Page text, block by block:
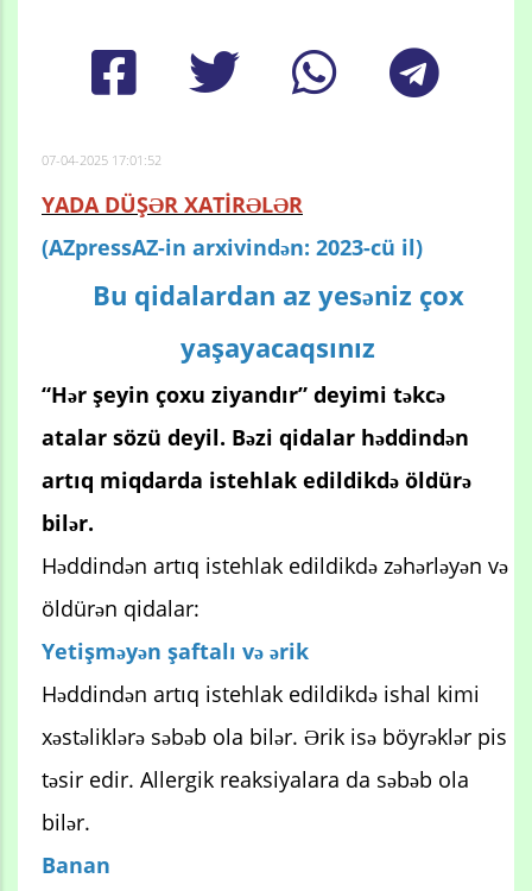
07-04-2025 17:01:52
YADA DÜŞƏR XATİRƏLƏR
(AZpressAZ-in arxivindən: 2023-cü il)
Bu qidalardan az yesəniz çox
yaşayacaqsınız
“Hər şeyin çoxu ziyandır” deyimi təkcə
atalar sözü deyil. Bəzi qidalar həddindən
artıq miqdarda istehlak edildikdə öldürə
bilər.
Həddindən artıq istehlak edildikdə zəhərləyən və
öldürən qidalar:
Yetişməyən şaftalı və ərik
Həddindən artıq istehlak edildikdə ishal kimi
xəstəliklərə səbəb ola bilər. Ərik isə böyrəklər pis
təsir edir. Allergik reaksiyalara da səbəb ola
bilər.
Banan